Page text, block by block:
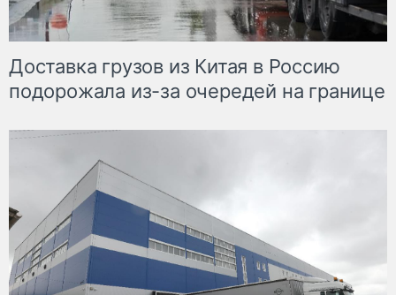
Доставка грузов из Китая в Россию
подорожала из-за очередей на границе